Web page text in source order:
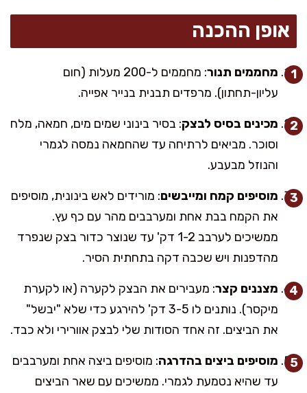
אופן ההכנה
מחממים תנור
: מחממים ל-200 מעלות (חום
עליון-תחתון). מרפדים תבנית בנייר אפייה.
מכינים בסיס לבצק: בסיר בינוני שמים מים, חמאה, מלח
וסוכר. מביאים לרתיחה עד שהחמאה נמסה לגמרי
והנוזל מבעבע.
מוסיפים קמח ומייבשים: מורידים לאש בינונית, מוסיפים
את הקמח בבת אחת ומערבבים מהר עם כף עץ.
ממשיכים לערבב 1-2 דק' עד שנוצר כדור בצק שנפרד
מהדפנות ויש שכבה דקה בתחתית הסיר.
מצננים קצר: מעבירים את הבצק לקערה (או לקערת
מיקסר). נותנים לו 3-5 דק' להירגע כדי שלא "יבשל"
את הביצים. זה אחד הסודות שלי לבצק אוורירי ולא כבד.
מוסיפים ביצים בהדרגה: מוסיפים ביצה אחת ומערבבים
עד שהיא נטמעת לגמרי. ממשיכים עם שאר הביצים